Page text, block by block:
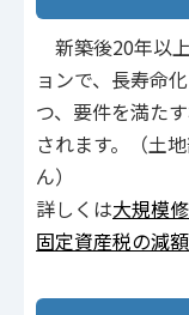
新築後20年以
ョンで、長寿命
つ、要件を満た
されます。（土
ん）
詳しくは大規模
固定資産税の減